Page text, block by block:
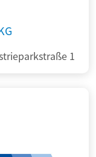
1